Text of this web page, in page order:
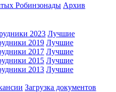
Робинзонады Архив
2023 Лучшие
2019 Лучшие
2017 Лучшие
2015 Лучшие
2013 Лучшие
Загрузка документов